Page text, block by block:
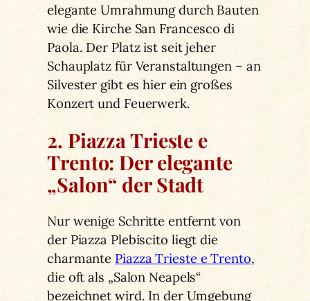
elegante Umrahmung durch Bauten
wie die Kirche San Francesco di
Paola. Der Platz ist seit jeher
Schauplatz für Veranstaltungen – an
Silvester gibt es hier ein großes
Konzert und Feuerwerk.
2. Piazza Trieste e
Trento: Der elegante
„Salon“ der Stadt
Nur wenige Schritte entfernt von
der Piazza Plebiscito liegt die
charmante Piazza Trieste e Trento,
die oft als „Salon Neapels“
bezeichnet wird. In der Umgebung